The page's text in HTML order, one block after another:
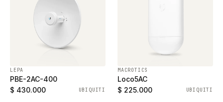
LEPA
PBE-2AC-400
$ 430.000
UBIQUITI
MACROTICS
Loco5AC
$ 225.000
UBIQUITI